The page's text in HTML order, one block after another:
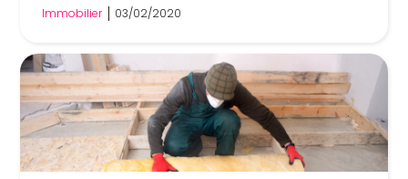
Immobilier 03/02/2020